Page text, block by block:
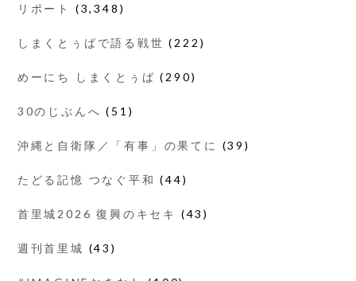
リポート (3,348)
しまくとぅばで語る戦世 (222)
めーにち しまくとぅば (290)
30のじぶんへ (51)
沖縄と自衛隊／「有事」の果てに (39)
たどる記憶 つなぐ平和 (44)
首里城2026 復興のキセキ (43)
週刊首里城 (43)